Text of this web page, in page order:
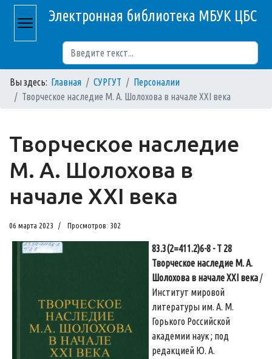
Электронная библиотека МБУК ЦБС
Вы здесь: Главная СУРГУТ
Персоналии
Творческое наследие М. А. Шолохова в начале XXI века
Творческое наследие
М. А. Шолохова в
начале XXI века
06 марта 2023 Просмотров: 302
83.3(2=411.2)6-8 - Т 28
Творческое наследие М. А.
Шолохова в начале XXI века/
Институт мировой
литературы им. А. М.
Горького Российской
академии наук ; под
редакцией Ю. А.